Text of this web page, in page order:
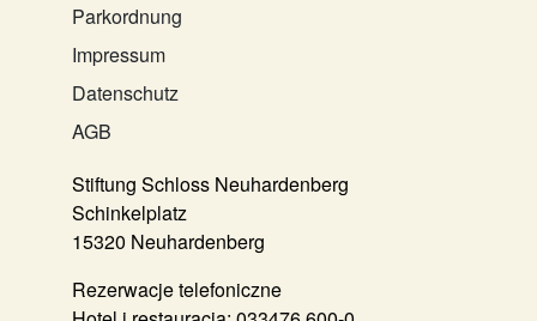
Parkordnung
Impressum
Datenschutz
AGB
Stiftung Schloss Neuhardenberg
Schinkelplatz
15320 Neuhardenberg
Rezerwacje telefoniczne